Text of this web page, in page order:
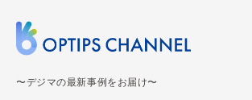
〜デジマの最新事例をお届け〜